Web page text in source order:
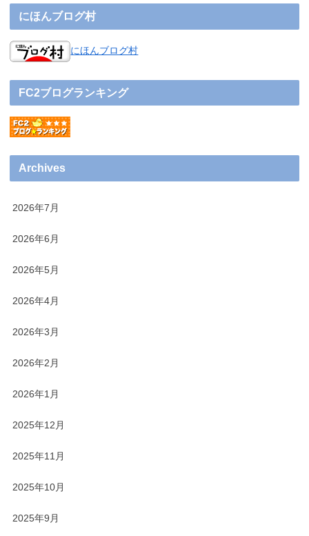
にほんブログ村
にほんブログ村
FC2ブログランキング
Archives
2026年7月
2026年6月
2026年5月
2026年4月
2026年3月
2026年2月
2026年1月
2025年12月
2025年11月
2025年10月
2025年9月